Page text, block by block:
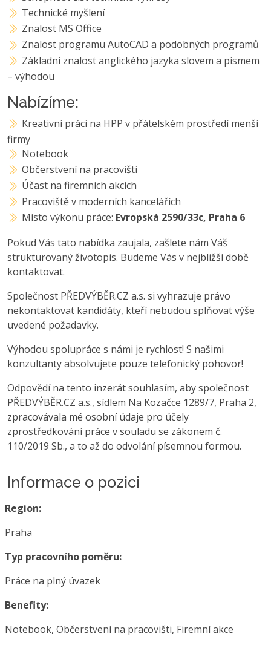
Technické myšlení
Znalost MS Office
Znalost programu AutoCAD a podobných programů
Základní znalost anglického jazyka slovem a písmem
– výhodou
Nabízíme:
Kreativní práci na HPP v přátelském prostředí menší
firmy
Notebook
Občerstvení na pracovišti
Účast na firemních akcích
Pracoviště v moderních kancelářích
Místo výkonu práce: Evropská 2590/33c, Praha 6
Pokud Vás tato nabídka zaujala, zašlete nám Váš
strukturovaný životopis. Budeme Vás v nejbližší době
kontaktovat.
Společnost PŘEDVÝBĚR.CZ a.s. si vyhrazuje právo
nekontaktovat kandidáty, kteří nebudou splňovat výše
uvedené požadavky.
Výhodou spolupráce s námi je rychlost! S našimi
konzultanty absolvujete pouze telefonický pohovor!
Odpovědí na tento inzerát souhlasím, aby společnost
PŘEDVÝBĚR.CZ a.s., sídlem Na Kozačce 1289/7, Praha 2,
zpracovávala mé osobní údaje pro účely
zprostředkování práce v souladu se zákonem č.
110/2019 Sb., a to až do odvolání písemnou formou.
Informace o pozici
Region:
Praha
Typ pracovního poměru:
Práce na plný úvazek
Benefity:
Notebook, Občerstvení na pracovišti, Firemní akce